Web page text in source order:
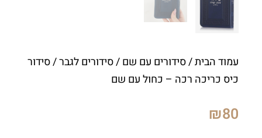
עמוד הבית/סידורים עם שם/סידורים לגבר/ סידור
כיס כריכה רכה – כחול עם שם
₪80